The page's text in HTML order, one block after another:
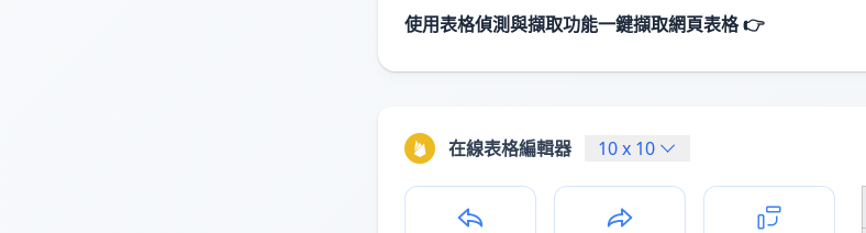
使用表格偵測與擷取功能一鍵擷取網頁表格 👉
在線表格編輯器 10x 10